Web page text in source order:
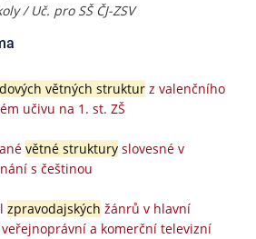
/ Uč. pro SŠ ČJ-ZSV
větných strukturz valenčního
učivu na 1. st. ZŠ
větné strukturyslovesné v
s češtinou
zpravodajských žánrů v hlavní
a komerční televizní